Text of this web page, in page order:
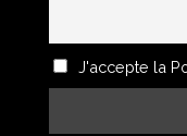
J'accepte la